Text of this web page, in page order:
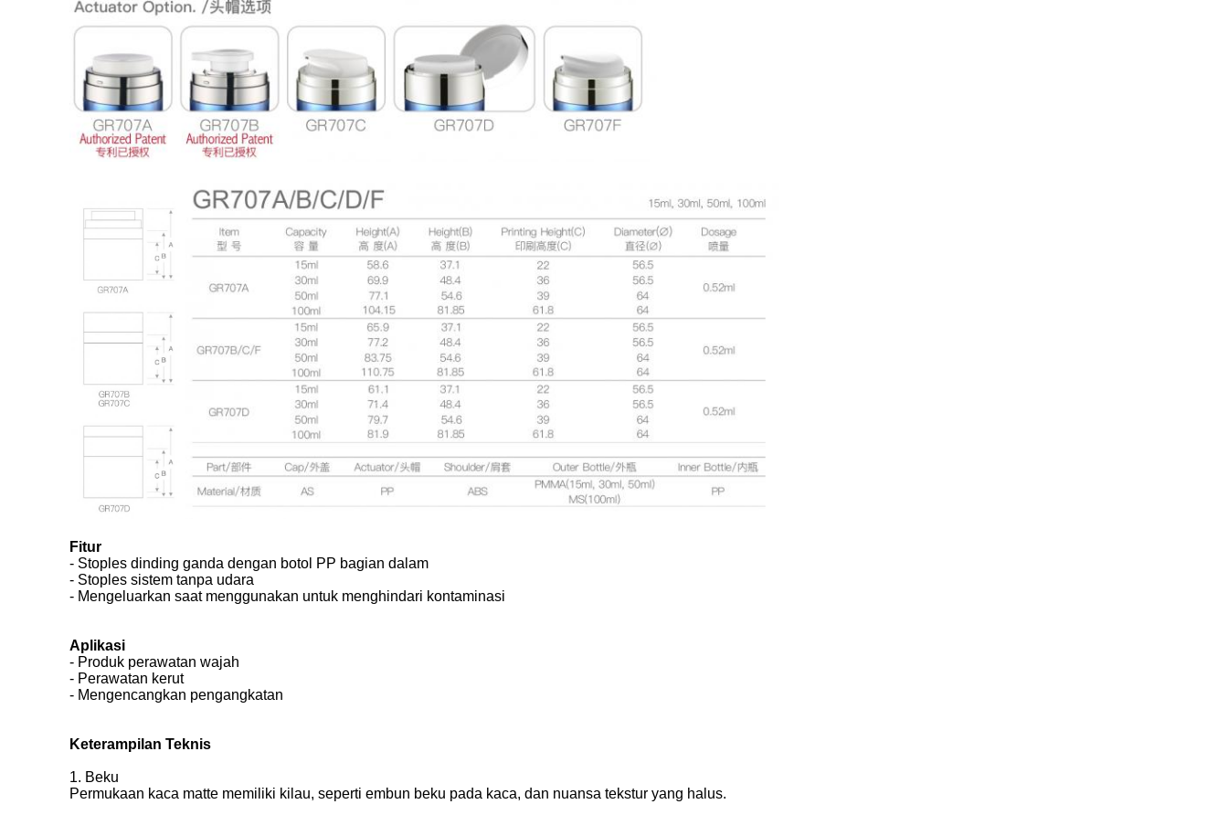
Fitur
- Stoples dinding ganda dengan botol PP bagian dalam
- Stoples sistem tanpa udara
- Mengeluarkan saat menggunakan untuk menghindari kontaminasi
Aplikasi
- Produk perawatan wajah
- Perawatan kerut
- Mengencangkan pengangkatan
Keterampilan Teknis
1. Beku
Permukaan kaca matte memiliki kilau, seperti embun beku pada kaca, dan nuansa tekstur yang halus.